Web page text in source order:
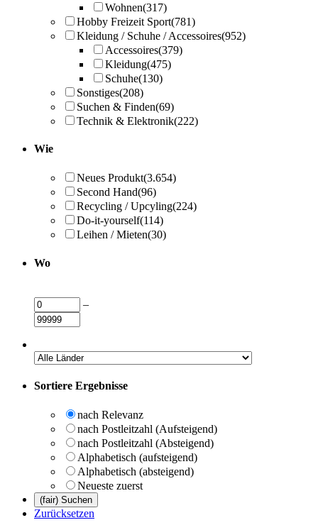
Wohnen(317)
Hobby Freizeit Sport(781)
Kleidung / Schuhe / Accessoires(952)
Accessoires(379)
Kleidung(475)
Schuhe(130)
Sonstiges(208)
Suchen & Finden(69)
Technik & Elektronik(222)
Wie
Neues Produkt(3.654)
Second Hand(96)
Recycling / Upcyling(224)
Do-it-yourself(114)
Leihen / Mieten(30)
Wo
–
Sortiere Ergebnisse
nach Relevanz
nach Postleitzahl (Aufsteigend)
nach Postleitzahl (Absteigend)
Alphabetisch (aufsteigend)
Alphabetisch (absteigend)
Neueste zuerst
Zurücksetzen